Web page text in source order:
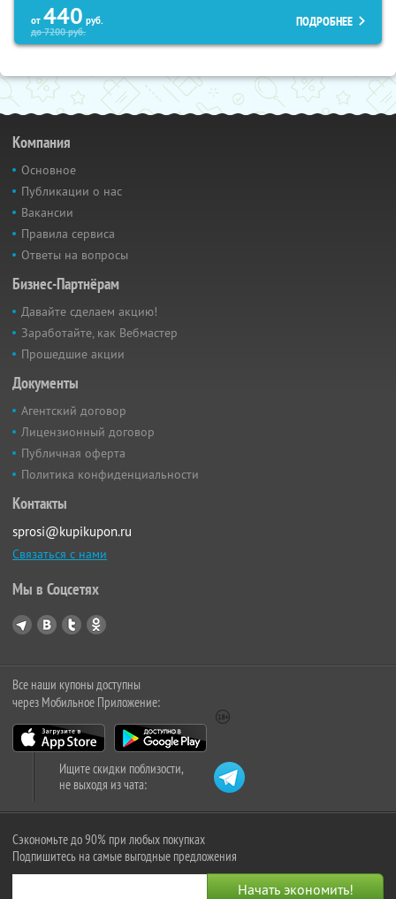
от 440 руб.
до7200руб.
ПОДРОБНЕЕ
Компания
Основное
Публикации о нас
Вакансии
Правила сервиса
Ответы на вопросы
Бизнес-Партнёрам
Давайте сделаем акцию!
Заработайте, как Вебмастер
Прошедшие акции
Документы
Агентский договор
Лицензионный договор
Публичная оферта
Политика конфиденциальности
Контакты
sprosi@kupikupon.ru
Связаться с нами
Мы в Соцсетях
Все наши купоны доступны
через Мобильное Приложение:
Ищите скидки поблизости,
не выходя из чата:
Сэкономьте до 90% при любых покупках
Подпишитесь на самые выгодные предложения